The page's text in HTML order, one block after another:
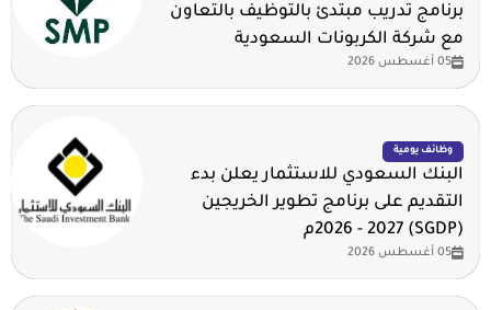
برنامج تدريب مبتدئ بالتوظيف بالتعاون
مع شركة الكربونات السعودية
05 أغسطس 2026
وظائف يومية
البنك السعودي للاستثمار يعلن بدء
التقديم على برنامج تطوير الخريجين
(SGDP) 2026 - 2027م
05 أغسطس 2026